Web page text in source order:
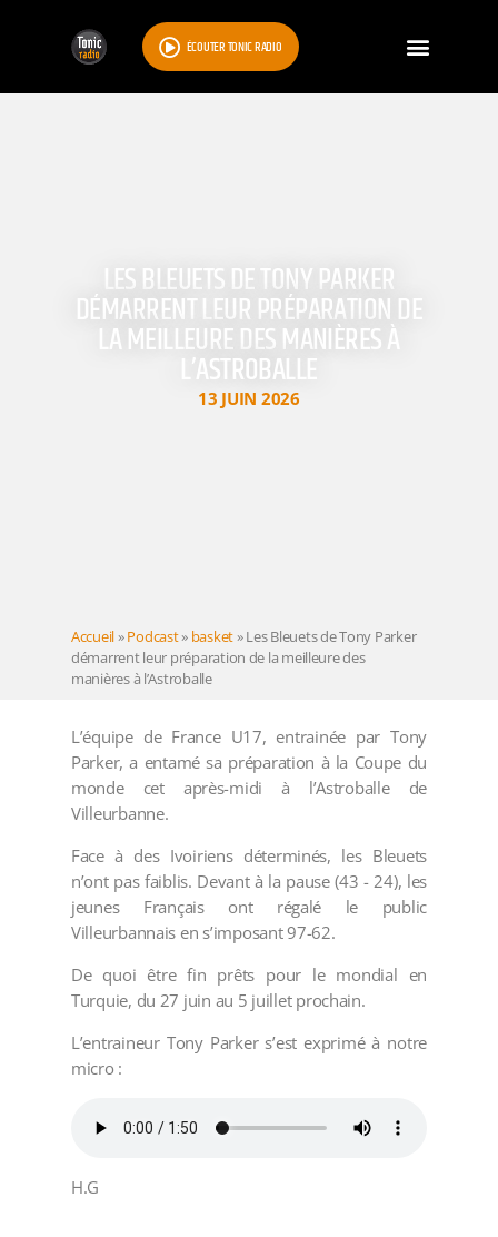
ÉCOUTER TONIC RADIO
LES BLEUETS DE TONY PARKER
DÉMARRENT LEUR PRÉPARATION DE
LA MEILLEURE DES MANIÈRES À
L’ASTROBALLE
13 JUIN 2026
Accueil»Podcast» basket»Les Bleuets de Tony Parker
démarrent leur préparation de la meilleure des
manières à l’Astroballe
L’équipe de France U17, entrainée par Tony
Parker, a entamé sa préparation à la Coupe du
monde cet après-midi à l’Astroballe de
Villeurbanne.
Face à des Ivoiriens déterminés, les Bleuets
n’ont pas faiblis. Devant à la pause (43 - 24), les
jeunes Français ont régalé le public
Villeurbannais en s’imposant 97-62.
De quoi être fin prêts pour le mondial en
Turquie, du 27 juin au 5 juillet prochain.
L’entraineur Tony Parker s’est exprimé à notre
micro :
H.G